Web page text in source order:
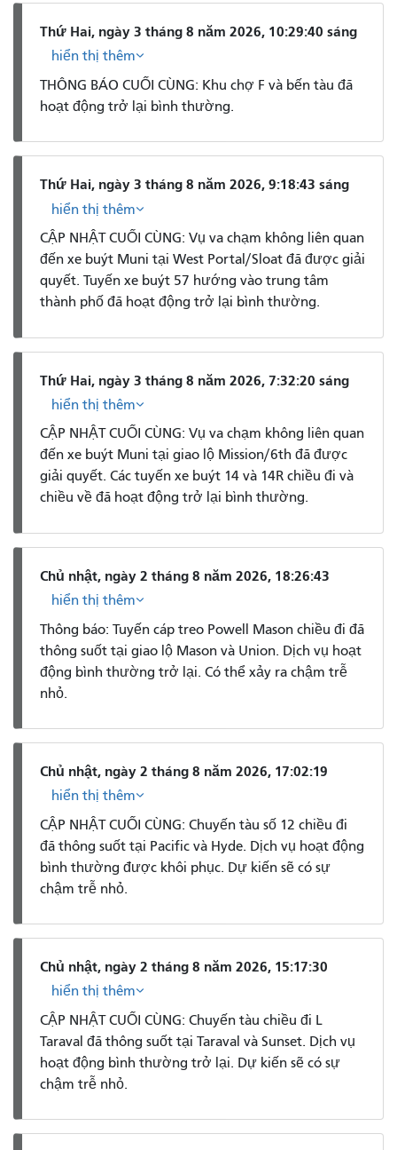
Thứ Hai, ngày 3 tháng 8 năm 2026, 10:29:40 sáng
hiển thị thêm
THÔNG BÁO CUỐI CÙNG: Khu chợ F và bến tàu đã
hoạt động trở lại bình thường.
Thứ Hai, ngày 3 tháng 8 năm 2026, 9:18:43 sáng
hiển thị thêm
CẬP NHẬT CUỐI CÙNG: Vụ va chạm không liên quan
đến xe buýt Muni tại West Portal/Sloat đã được giải
quyết. Tuyến xe buýt 57 hướng vào trung tâm
thành phố đã hoạt động trở lại bình thường.
Thứ Hai, ngày 3 tháng 8 năm 2026, 7:32:20 sáng
hiển thị thêm
CẬP NHẬT CUỐI CÙNG: Vụ va chạm không liên quan
đến xe buýt Muni tại giao lộ Mission/6th đã được
giải quyết. Các tuyến xe buýt 14 và 14R chiều đi và
chiều về đã hoạt động trở lại bình thường.
Chủ nhật, ngày 2 tháng 8 năm 2026, 18:26:43
hiển thị thêm
Thông báo: Tuyến cáp treo Powell Mason chiều đi đã
thông suốt tại giao lộ Mason và Union. Dịch vụ hoạt
động bình thường trở lại. Có thể xảy ra chậm trễ
nhỏ.
Chủ nhật, ngày 2 tháng 8 năm 2026, 17:02:19
hiển thị thêm
CẬP NHẬT CUỐI CÙNG: Chuyến tàu số 12 chiều đi
đã thông suốt tại Pacific và Hyde. Dịch vụ hoạt động
bình thường được khôi phục. Dự kiến ​​sẽ có sự
chậm trễ nhỏ.
Chủ nhật, ngày 2 tháng 8 năm 2026, 15:17:30
hiển thị thêm
CẬP NHẬT CUỐI CÙNG: Chuyến tàu chiều đi L
Taraval đã thông suốt tại Taraval và Sunset. Dịch vụ
hoạt động bình thường trở lại. Dự kiến ​​sẽ có sự
chậm trễ nhỏ.